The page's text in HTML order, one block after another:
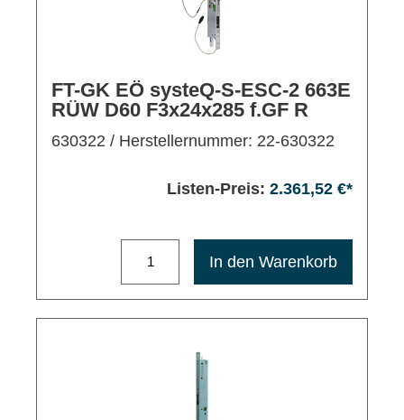
FT-GK EÖ systeQ-S-ESC-2 663E
RÜW D60 F3x24x285 f.GF R
630322 / Herstellernummer: 22-630322
Listen-Preis: 2.361,52 €*
In den Warenkorb